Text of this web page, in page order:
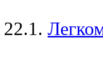
22.1.